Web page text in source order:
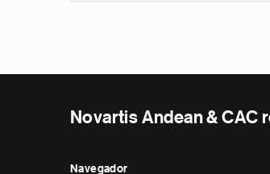
Novartis Andean & CAC
Navegador